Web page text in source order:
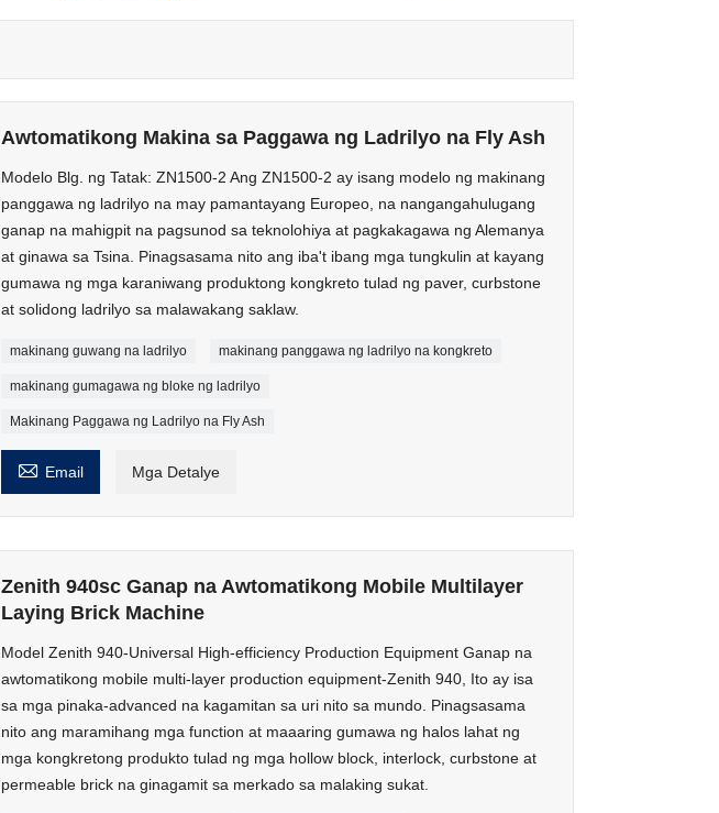
Awtomatikong Makina sa Paggawa ng Ladrilyo na Fly Ash
Modelo Blg. ng Tatak: ZN1500-2 Ang ZN1500-2 ay isang modelo ng makinang
panggawa ng ladrilyo na may pamantayang Europeo, na nangangahulugang
ganap na mahigpit na pagsunod sa teknolohiya at pagkakagawa ng Alemanya
at ginawa sa Tsina. Pinagsasama nito ang iba't ibang mga tungkulin at kayang
gumawa ng mga karaniwang produktong kongkreto tulad ng paver, curbstone
at solidong ladrilyo sa malawakang saklaw.
makinang guwang na ladrilyo makinang panggawa ng ladrilyo na kongkreto
makinang gumagawa ng bloke ng ladrilyo
Makinang Paggawa ng Ladrilyo na Fly Ash
 Email Mga Detalye
Zenith 940sc Ganap na Awtomatikong Mobile Multilayer
Laying Brick Machine
Model Zenith 940-Universal High-efficiency Production Equipment Ganap na
awtomatikong mobile multi-layer production equipment-Zenith 940, Ito ay isa
sa mga pinaka-advanced na kagamitan sa uri nito sa mundo. Pinagsasama
nito ang maramihang mga function at maaaring gumawa ng halos lahat ng
mga kongkretong produkto tulad ng mga hollow block, interlock, curbstone at
permeable brick na ginagamit sa merkado sa malaking sukat.